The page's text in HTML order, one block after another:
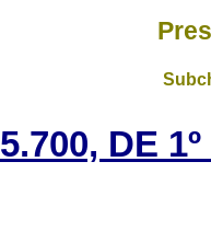
5.700, DE